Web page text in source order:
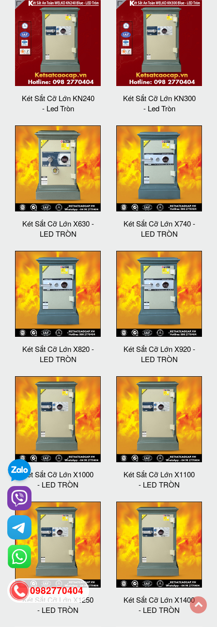
Két Sắt Cỡ Lớn KN240
- Led Tròn
Két Sắt Cỡ Lớn KN300
- Led Tròn
Két Sắt Cỡ Lớn X630 -
LED TRÒN
Két Sắt Cỡ Lớn X740 -
LED TRÒN
Két Sắt Cỡ Lớn X820 -
LED TRÒN
Két Sắt Cỡ Lớn X920 -
LED TRÒN
Két Sắt Cỡ Lớn X1000
- LED TRÒN
Két Sắt Cỡ Lớn X1100
- LED TRÒN
Két Sắt Cỡ Lớn X1250
- LED TRÒN
Két Sắt Cỡ Lớn X1400
- LED TRÒN
0982770404